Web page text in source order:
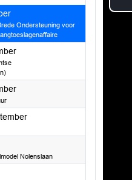
2025
Ondersteuning voor
2025
2025
2025
Nolenslaan